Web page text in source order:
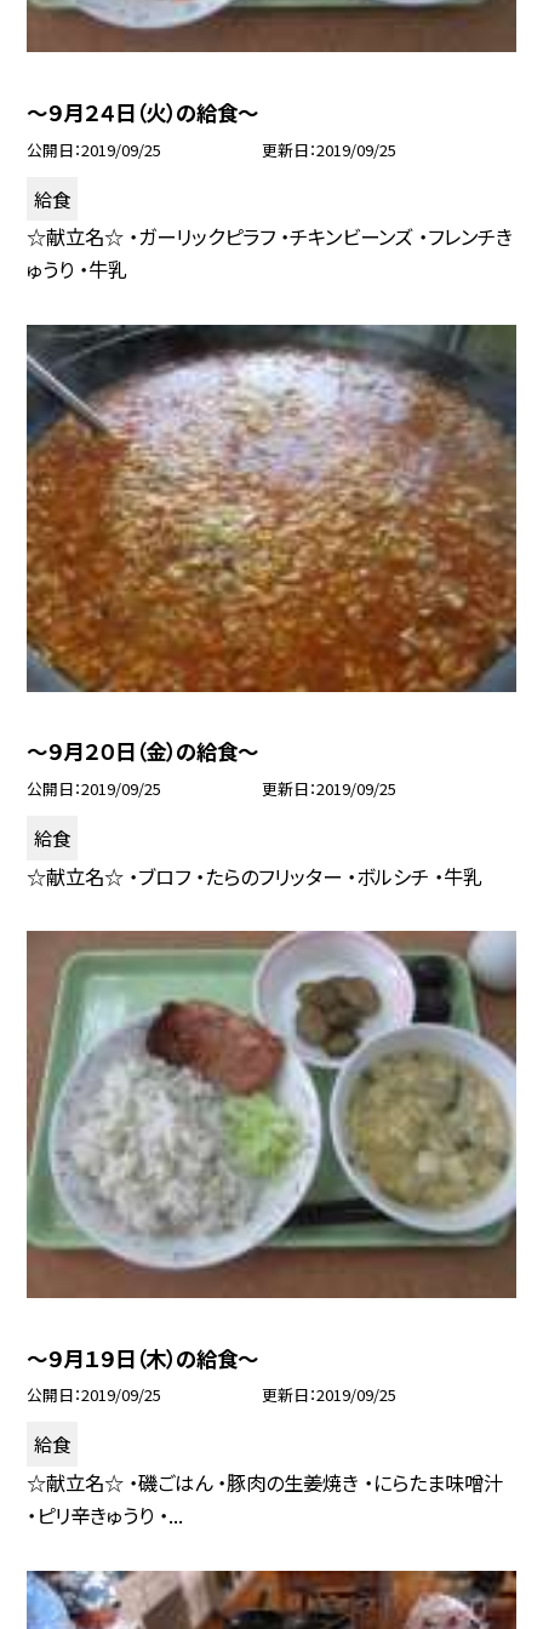
〜９月２４日（火）の給食〜
公開日 2019/09/25 更新日 2019/09/25
給食
☆献立名☆ ・ガーリックピラフ ・チキンビーンズ ・フレンチき
ゅうり ・牛乳
〜９月２０日（金）の給食〜
公開日 2019/09/25 更新日 2019/09/25
給食
☆献立名☆ ・ブロフ ・たらのフリッター ・ボルシチ ・牛乳
〜９月１９日（木）の給食〜
公開日 2019/09/25 更新日 2019/09/25
給食
☆献立名☆ ・磯ごはん ・豚肉の生姜焼き ・にらたま味噌汁
・ピリ辛きゅうり ・...